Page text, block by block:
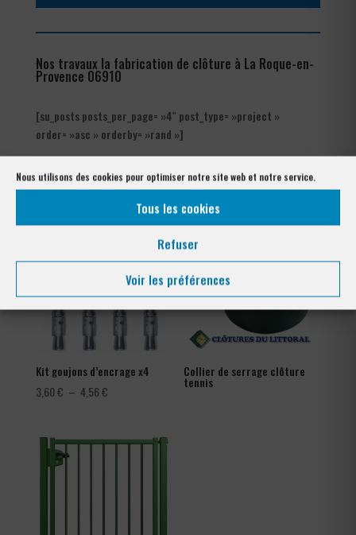
Nous utilisons des cookies pour optimiser notre site web et notre service.
Tous les cookies
Refuser
Voir les préférences
Nos travaux la fabrication de clôture à La Roque-en-
Provence 06910
[su_posts posts_per_page= »4″ post_type= »project »
order= »asc » orderby= »rand »]
Nos références posés
à La Roque-en-Provence 06910
Kit goujons d’encrage x4
3,60€ – 4,56€Plage
3,60 €
Collier de serrage clôture
tennis